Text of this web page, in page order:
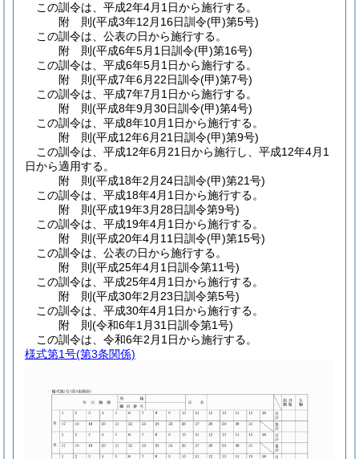
この訓令は、平成2年4月1日から施行する。
附 則(平成3年12月16日訓令(甲)第5号)
この訓令は、公表の日から施行する。
附 則(平成6年5月1日訓令(甲)第16号)
この訓令は、平成6年5月1日から施行する。
附 則(平成7年6月22日訓令(甲)第7号)
この訓令は、平成7年7月1日から施行する。
附 則(平成8年9月30日訓令(甲)第4号)
この訓令は、平成8年10月1日から施行する。
附 則(平成12年6月21日訓令(甲)第9号)
この訓令は、平成12年6月21日から施行し、平成12年4月1
日から適用する。
附 則(平成18年2月24日訓令(甲)第21号)
この訓令は、平成18年4月1日から施行する。
附 則(平成19年3月28日訓令第9号)
この訓令は、平成19年4月1日から施行する。
附 則(平成20年4月11日訓令(甲)第15号)
この訓令は、公表の日から施行する。
附 則(平成25年4月1日訓令第11号)
この訓令は、平成25年4月1日から施行する。
附 則(平成30年2月23日訓令第5号)
この訓令は、平成30年4月1日から施行する。
附 則(令和6年1月31日訓令第1号)
この訓令は、令和6年2月1日から施行する。
様式第1号(第3条関係)